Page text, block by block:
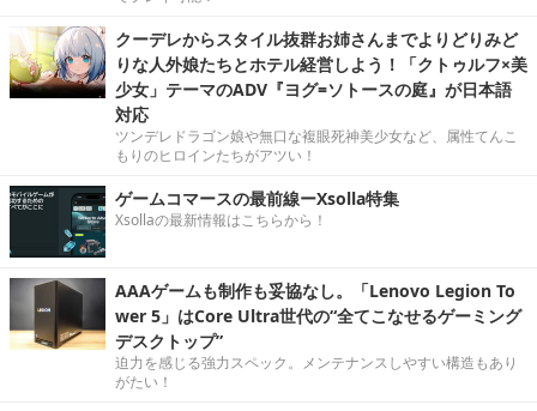
クーデレからスタイル抜群お姉さんまでよりどりみど
りな人外娘たちとホテル経営しよう！「クトゥルフ×美
少女」テーマのADV『ヨグ=ソトースの庭』が日本語
対応
ツンデレドラゴン娘や無口な複眼死神美少女など、属性てんこ
もりのヒロインたちがアツい！
ゲームコマースの最前線ーXsolla特集
Xsollaの最新情報はこちらから！
AAAゲームも制作も妥協なし。「Lenovo Legion To
wer 5」はCore Ultra世代の“全てこなせるゲーミング
デスクトップ”
迫力を感じる強力スペック。メンテナンスしやすい構造もあり
がたい！